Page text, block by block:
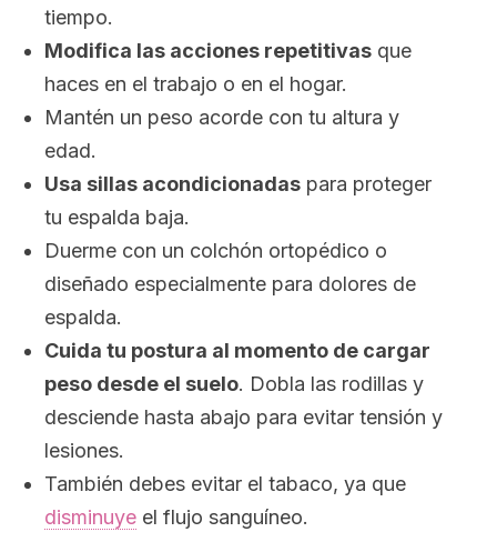
tiempo.
Modifica las acciones repetitivas que
haces en el trabajo o en el hogar.
Mantén un peso acorde con tu altura y
edad.
Usa sillas acondicionadas para proteger
tu espalda baja.
Duerme con un colchón ortopédico o
diseñado especialmente para dolores de
espalda.
Cuida tu postura al momento de cargar
peso desde el suelo. Dobla las rodillas y
desciende hasta abajo para evitar tensión y
lesiones.
También debes evitar el tabaco, ya que
disminuye el flujo sanguíneo.